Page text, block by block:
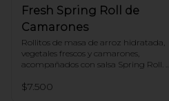
Fresh Spring Roll de
Camarones
Rollitos de masa de arroz hidratada,
vegetales frescos y camarones,
acompañados con salsa Spring Roll.
$7.500